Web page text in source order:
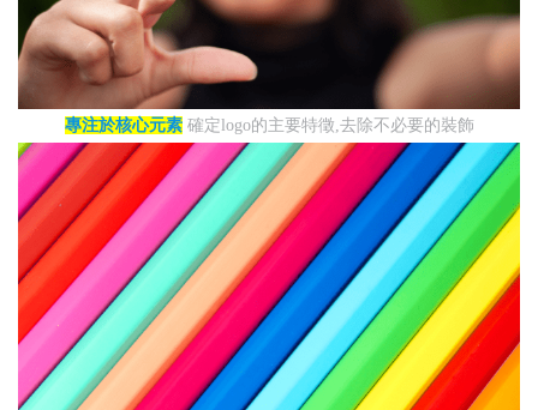
專注於核心元素確定logo的主要特徵,去除不必要的裝飾